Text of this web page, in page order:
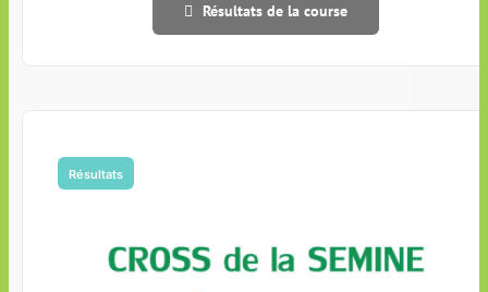
Résultats de la course
Résultats